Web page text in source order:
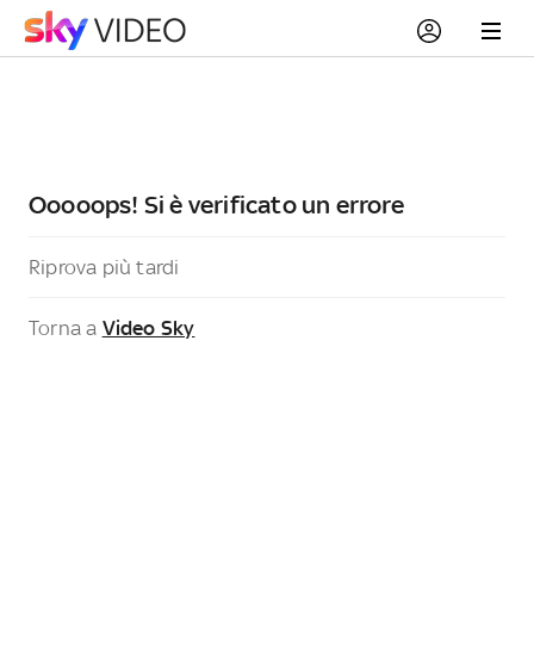
Ooooops! Si è verificato un errore
Riprova più tardi
Torna a Video Sky